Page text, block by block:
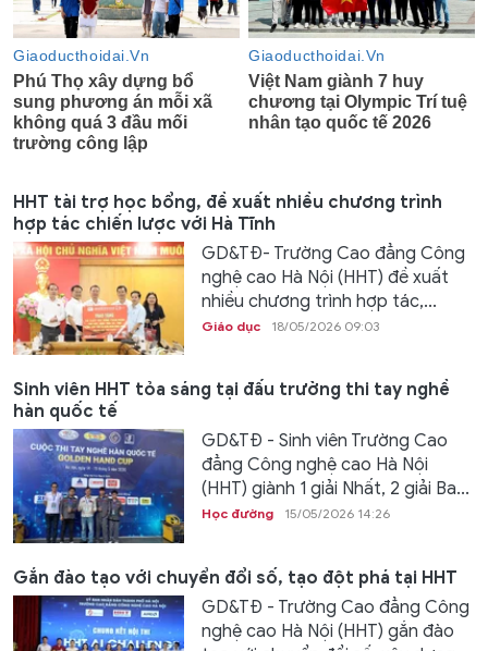
HHT tài trợ học bổng, đề xuất nhiều chương trình
hợp tác chiến lược với Hà Tĩnh
GD&TĐ- Trường Cao đẳng Công
nghệ cao Hà Nội (HHT) đề xuất
nhiều chương trình hợp tác,...
Giáo dục 18/05/2026 09:03
Sinh viên HHT tỏa sáng tại đấu trường thi tay nghề
hàn quốc tế
GD&TĐ - Sinh viên Trường Cao
đẳng Công nghệ cao Hà Nội
(HHT) giành 1 giải Nhất, 2 giải Ba...
Học đường 15/05/2026 14:26
Gắn đào tạo với chuyển đổi số, tạo đột phá tại HHT
GD&TĐ - Trường Cao đẳng Công
nghệ cao Hà Nội (HHT) gắn đào